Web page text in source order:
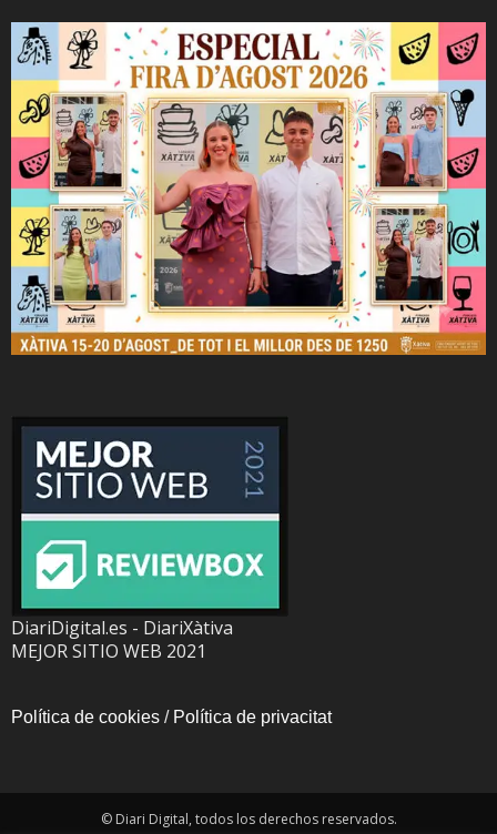
DiariDigital.es - DiariXàtiva
MEJOR SITIO WEB 2021
Política de cookies / Política de privacitat
© Diari Digital, todos los derechos reservados.